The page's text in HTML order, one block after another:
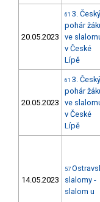
20.05.2023
61 3. Český
pohár
ve
v České
Lípě
20.05.2023
61 3. Český
pohár
ve
v České
Lípě
14.05.2023
57
slalomy -
slalom u